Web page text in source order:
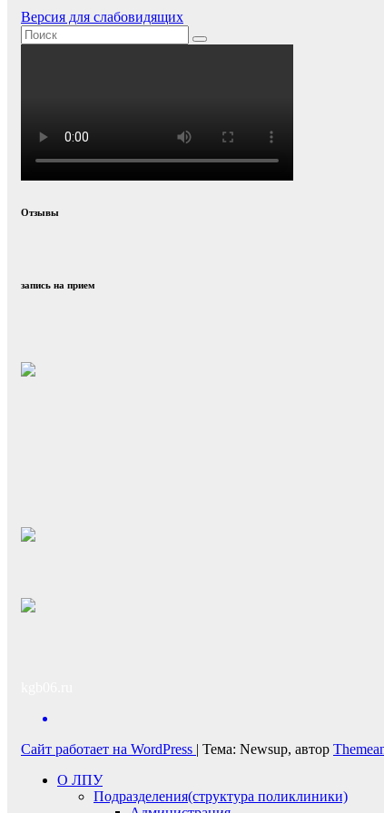
Версия для слабовидящих
Отзывы
запись на прием
Сайт работает на WordPress | Тема: Newsup, автор
О ЛПУ
Подразделения(структура поликлиники)